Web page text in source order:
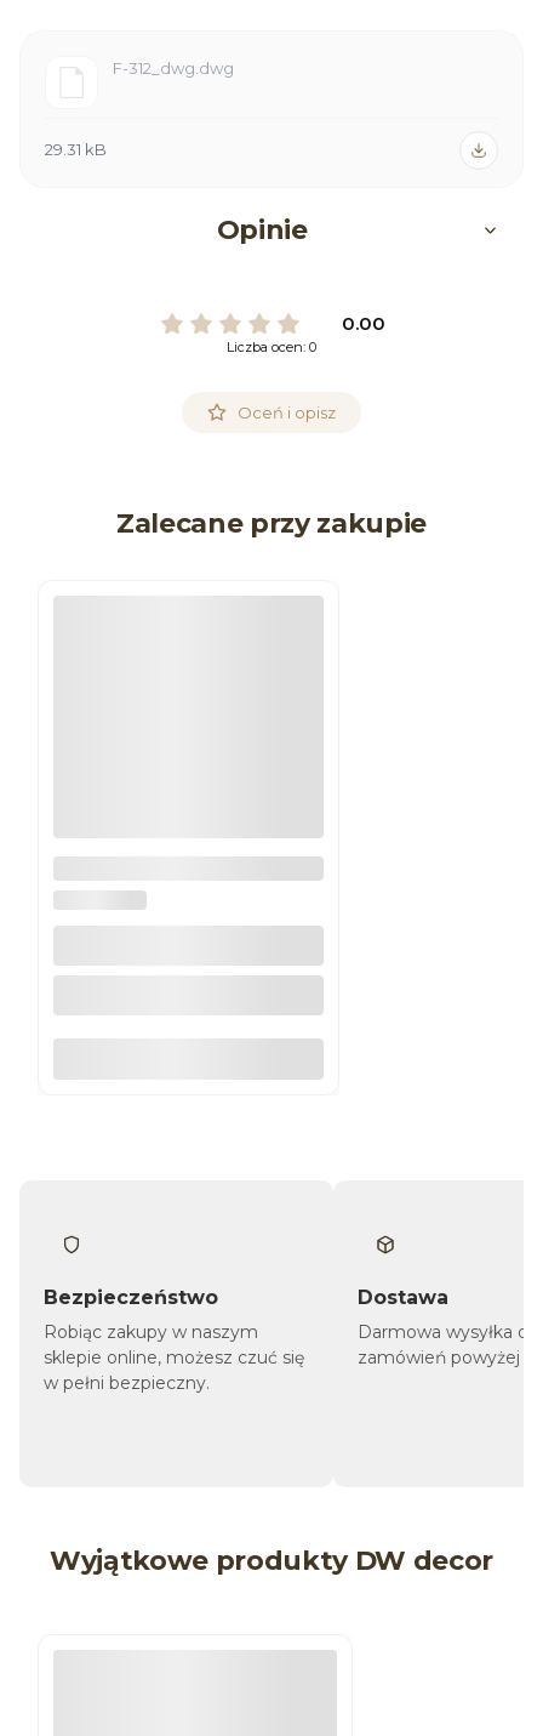
F-312_dwg.dwg
29.31 kB
Opinie
0.00
Liczba ocen: 0
Oceń i opisz
Zalecane przy zakupie
Bezpieczeństwo
Robiąc zakupy w naszym
sklepie online, możesz czuć się
w pełni bezpieczny.
Dostawa
Darmowa wysyłka dla
zamówień powyżej 1
Wyjątkowe produkty DW decor